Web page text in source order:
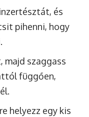
és
pihenni, hogy
majd szaggass
függően,
helyezz egy kis